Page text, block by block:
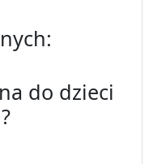
do dzieci